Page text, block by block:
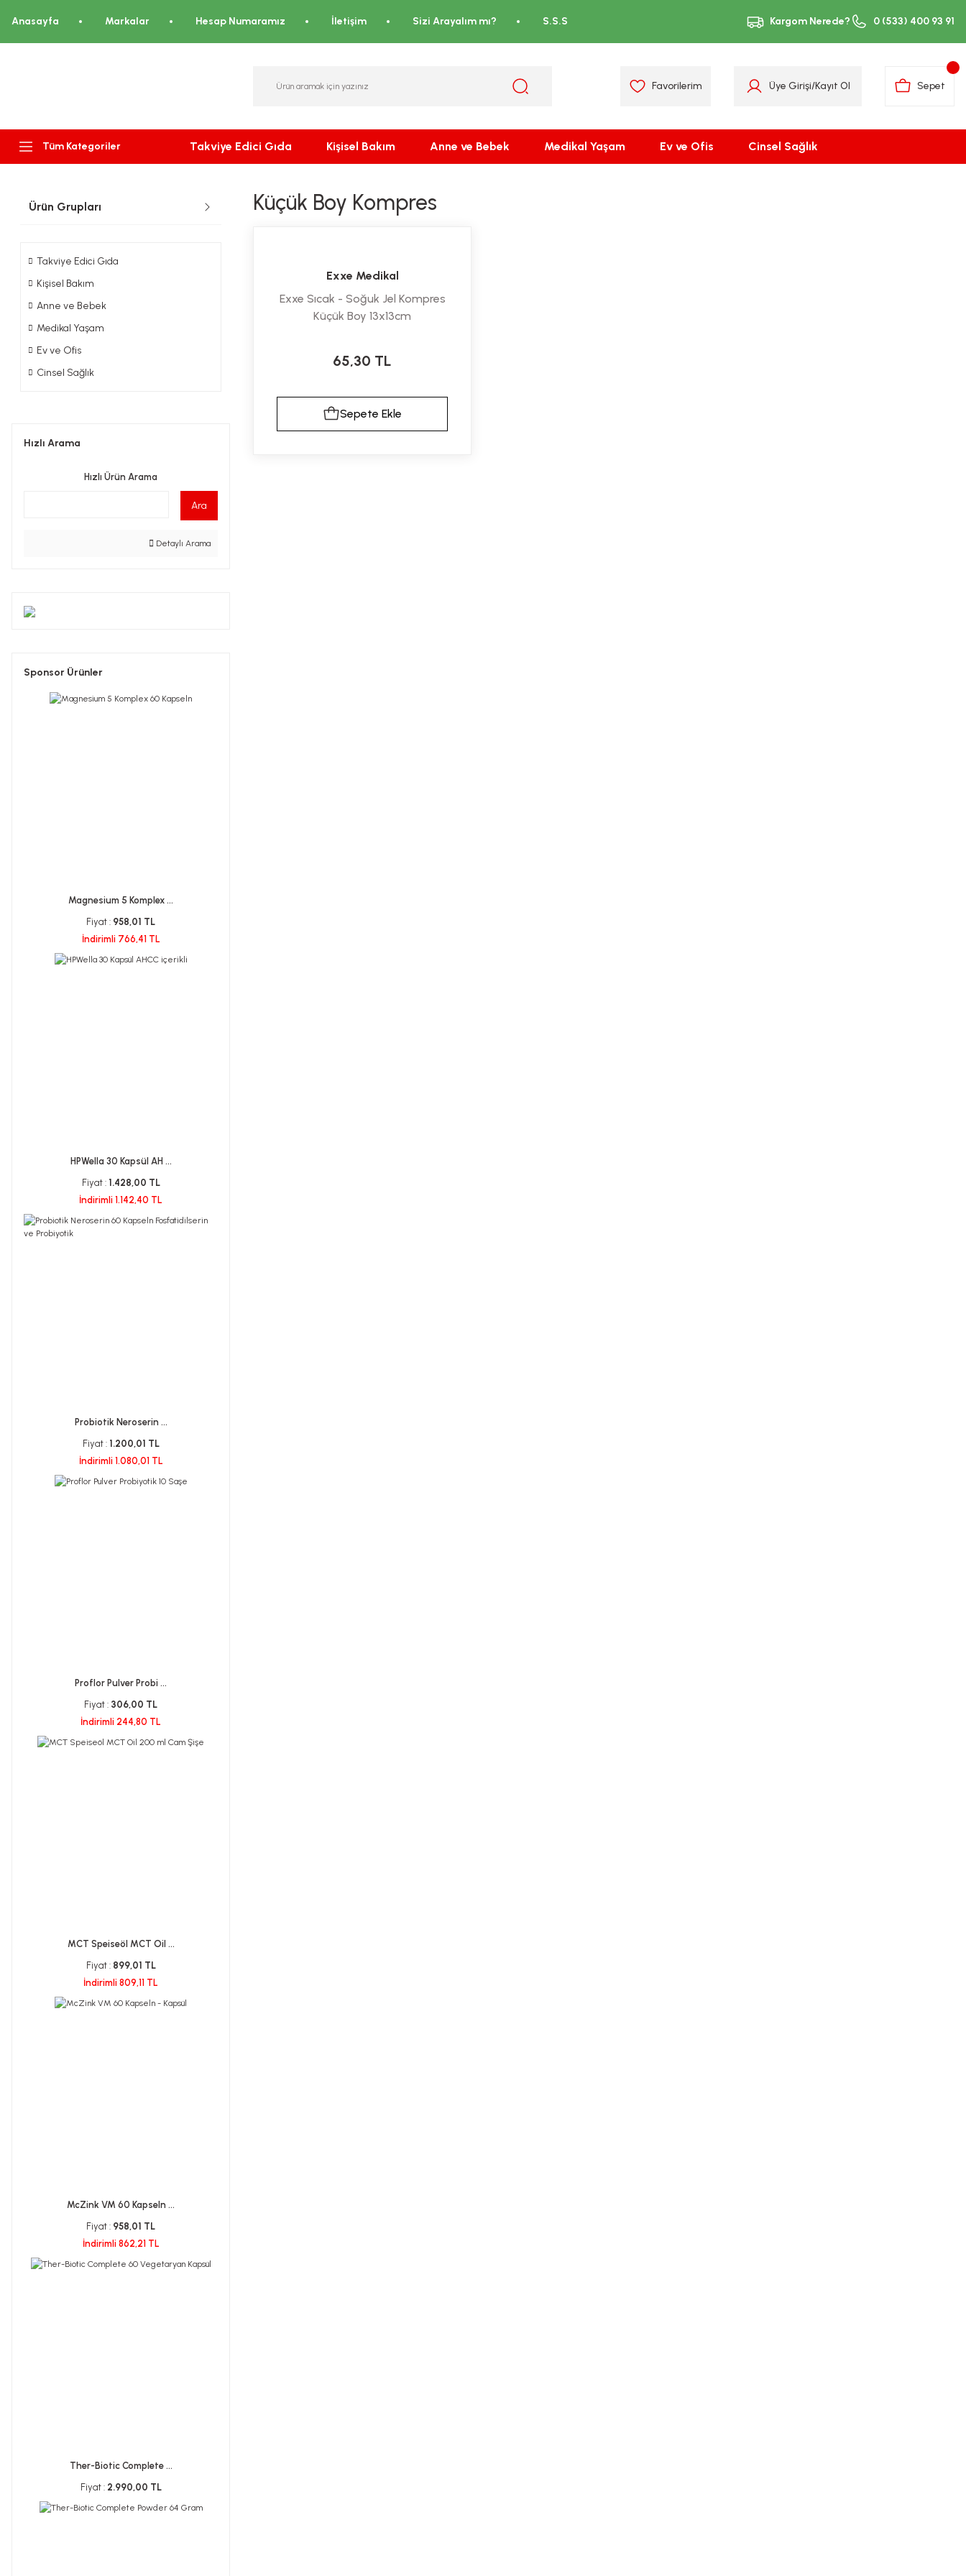
Anasayfa Markalar Hesap Numaramız İletişim Sizi Arayalım mı? S.S.S Kargom Nerede? 0 (533) 400 93 91
Favorilerim Üye Girişi/Kayıt Ol Sepet
Tüm Kategoriler Takviye Edici Gıda Kişisel Bakım Anne ve Bebek Medikal Yaşam Ev ve Ofis Cinsel Sağlık
Ürün Grupları
Takviye Edici Gıda
Kişisel Bakım
Anne ve Bebek
Medikal Yaşam
Ev ve Ofis
Cinsel Sağlık
Hızlı Arama
Hızlı Ürün Arama
Ara
Detaylı Arama
Sponsor Ürünler
Magnesium 5 Komplex ...
Fiyat : 958,01 TL
İndirimli 766,41 TL
HPWella 30 Kapsül AH ...
Fiyat : 1.428,00 TL
İndirimli 1.142,40 TL
Probiotik Neroserin ...
Fiyat : 1.200,01 TL
İndirimli 1.080,01 TL
Proflor Pulver Probi ...
Fiyat : 306,00 TL
İndirimli 244,80 TL
MCT Speiseöl MCT Oil ...
Fiyat : 899,01 TL
İndirimli 809,11 TL
McZink VM 60 Kapseln ...
Fiyat : 958,01 TL
İndirimli 862,21 TL
Ther-Biotic Complete ...
Fiyat : 2.990,00 TL
Küçük Boy Kompres
Exxe Medikal
Exxe Sıcak - Soğuk Jel Kompres
Küçük Boy 13x13cm
65,30 TL
Sepete Ekle